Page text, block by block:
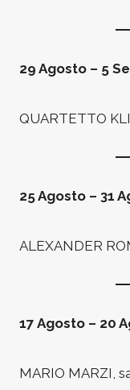
29 Agosto – 5
QUARTETTO
25 Agosto – 31
ALEXANDER
17 Agosto – 20
MARIO MARZI,